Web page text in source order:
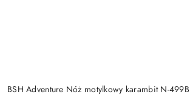
BSH Adventure Nóż motylkowy karambit N-499B